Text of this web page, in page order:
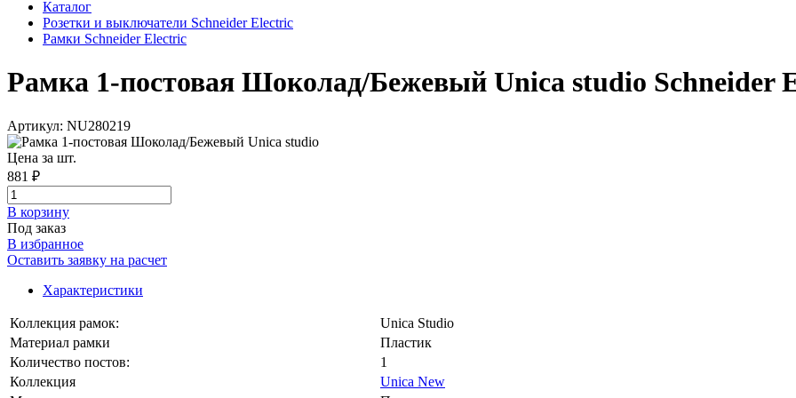
Каталог
Розетки и выключатели Schneider Electric
Рамки Schneider Electric
Рамка 1-постовая Шоколад/Бежевый Unica studio Schneider
Артикул: NU280219
Цена за шт.
881 ₽
В корзинy
Под заказ
В избранное
Оставить заявку на расчет
Характеристики
Коллекция рамок:
Unica Studio
Материал рамки
Пластик
Количество постов:
1
Коллекция
Unica New